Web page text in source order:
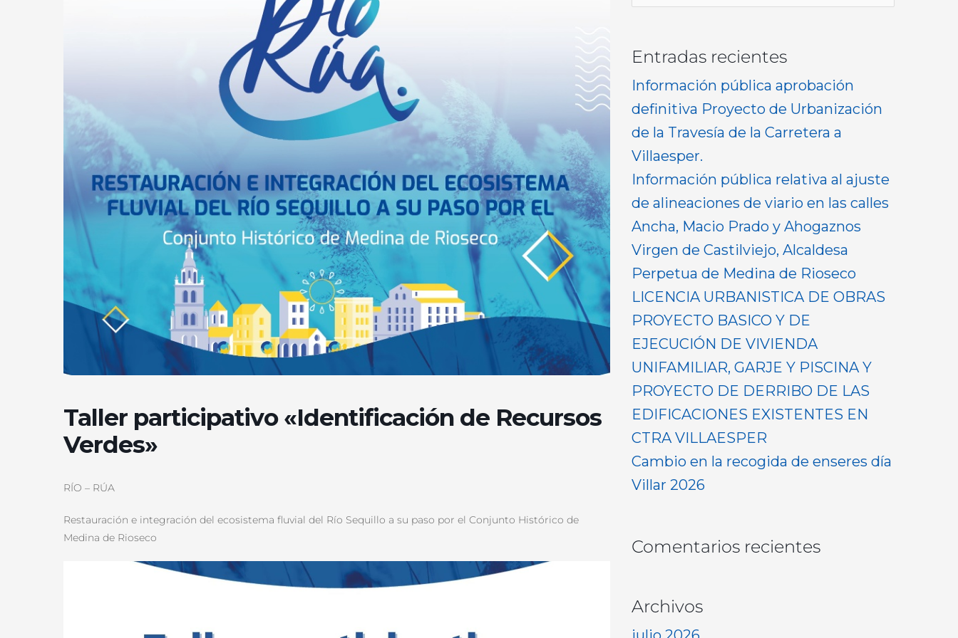
Taller participativo «Identificación de Recursos
Verdes»
RÍO – RÚA
Restauración e integración del ecosistema fluvial del Río Sequillo a su paso por el Conjunto Histórico de
Medina de Rioseco
por:
Entradas recientes
Información pública aprobación
definitiva Proyecto de Urbanización
de la Travesía de la Carretera a
Villaesper.
Información pública relativa al ajuste
de alineaciones de viario en las calles
Ancha, Macio Prado y Ahogaznos
Virgen de Castilviejo, Alcaldesa
Perpetua de Medina de Rioseco
LICENCIA URBANISTICA DE OBRAS
PROYECTO BASICO Y DE
EJECUCIÓN DE VIVIENDA
UNIFAMILIAR, GARJE Y PISCINA Y
PROYECTO DE DERRIBO DE LAS
EDIFICACIONES EXISTENTES EN
CTRA VILLAESPER
Cambio en la recogida de enseres día
Villar 2026
Comentarios recientes
Archivos